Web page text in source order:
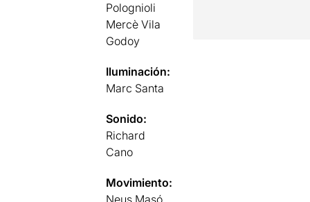
Polognioli
Mercè Vila
Godoy
Iluminación:
Marc Santa
Sonido:
Richard
Cano
Movimiento:
Neus Masó